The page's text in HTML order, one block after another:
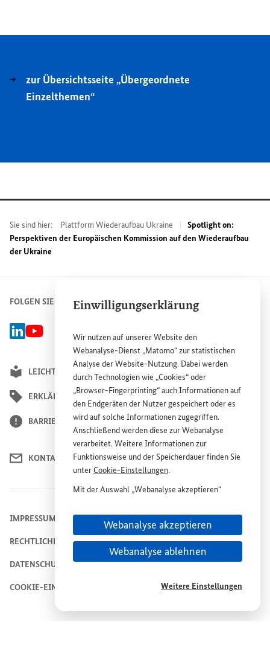
Einwilligungserklärung
Wir nutzen auf unsererWebsite den
Webanalyse-Dienst „Matomo“ zur statistischen
Analyse derWebsite-Nutzung. Dabei werden
durch Technologien wie „Cookies“ oder
„Browser-Fingerprinting“ auch Informationen auf
den Endgeräten der Nutzer gespeichert oder es
wird auf solche Informationen zugegriffen.
Anschließend werden diese zur Webanalyse
verarbeitet. Weitere Informationen zur
Funktionsweise und der Speicherdauer finden Sie
unterCookie-Einstellungen.
Mit der Auswahl „Webanalyse akzeptieren“
Dienstes „Matomo“ auf derWebsite„Plattform
Wiederaufbau Ukraine“ zu. Diese Einwilligung ist
freiwillig, für die Nutzung derWebsitenicht
erforderlich und kann jederzeit für die Zukunft
Webanalyse akzeptieren
Webanalyse ablehnen
Weitere Einstellungen
zur Übersichtsseite „Übergeordnete
Einzelthemen“
Sie sind hier: Plattform Wiederaufbau Ukraine
Spotlight on:
Perspektiven der Europäischen Kommission auf den Wiederaufbau
der Ukraine
FOLGEN SIE UNS
Linked-In Gruppe Plattform Wiederaufbau Ukraine, Externer Link
BMZ Youtube-Kanal, Externer Link
LEICHTE SPRACHE
ERKLÄRUNG ZUR BARRIEREFREIHEIT
BARRIERE MELDEN
KONTAKT
IMPRESSUM
RECHTLICHE HINWEISE
DATENSCHUTZHINWEIS
COOKIE-EINSTELLUNGEN